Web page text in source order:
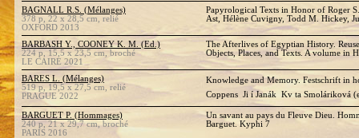
BAGNALL R.S. (Mélanges)
378 p, 22 x 28,5 cm, relié
OXFORD 2013
Papyrological Texts in Honor of Roger
Ast, Hélène Cuvigny, Todd M. Hickey,
BARBASH Y., COONEY K. M. (Ed.)
224 p, 15,5 x 23,5 cm, broché
LE CAIRE 2021
The Afterlives of Egyptian History.
Objects, Places, and Texts. A volume in
BARES L. (Mélanges)
519 p, 19,5 x 27,5 cm, relié
PRAGUE 2022
Knowledge and Memory. Festschrift in
Coppens  Ji í Janák  Kv ta Smoláriková
BARGUET P. (Hommages)
240 p, 21 x 29,7 cm, broché
PARIS 2016
Un savant au pays du Fleuve Dieu.
Barguet. Kyphi 7